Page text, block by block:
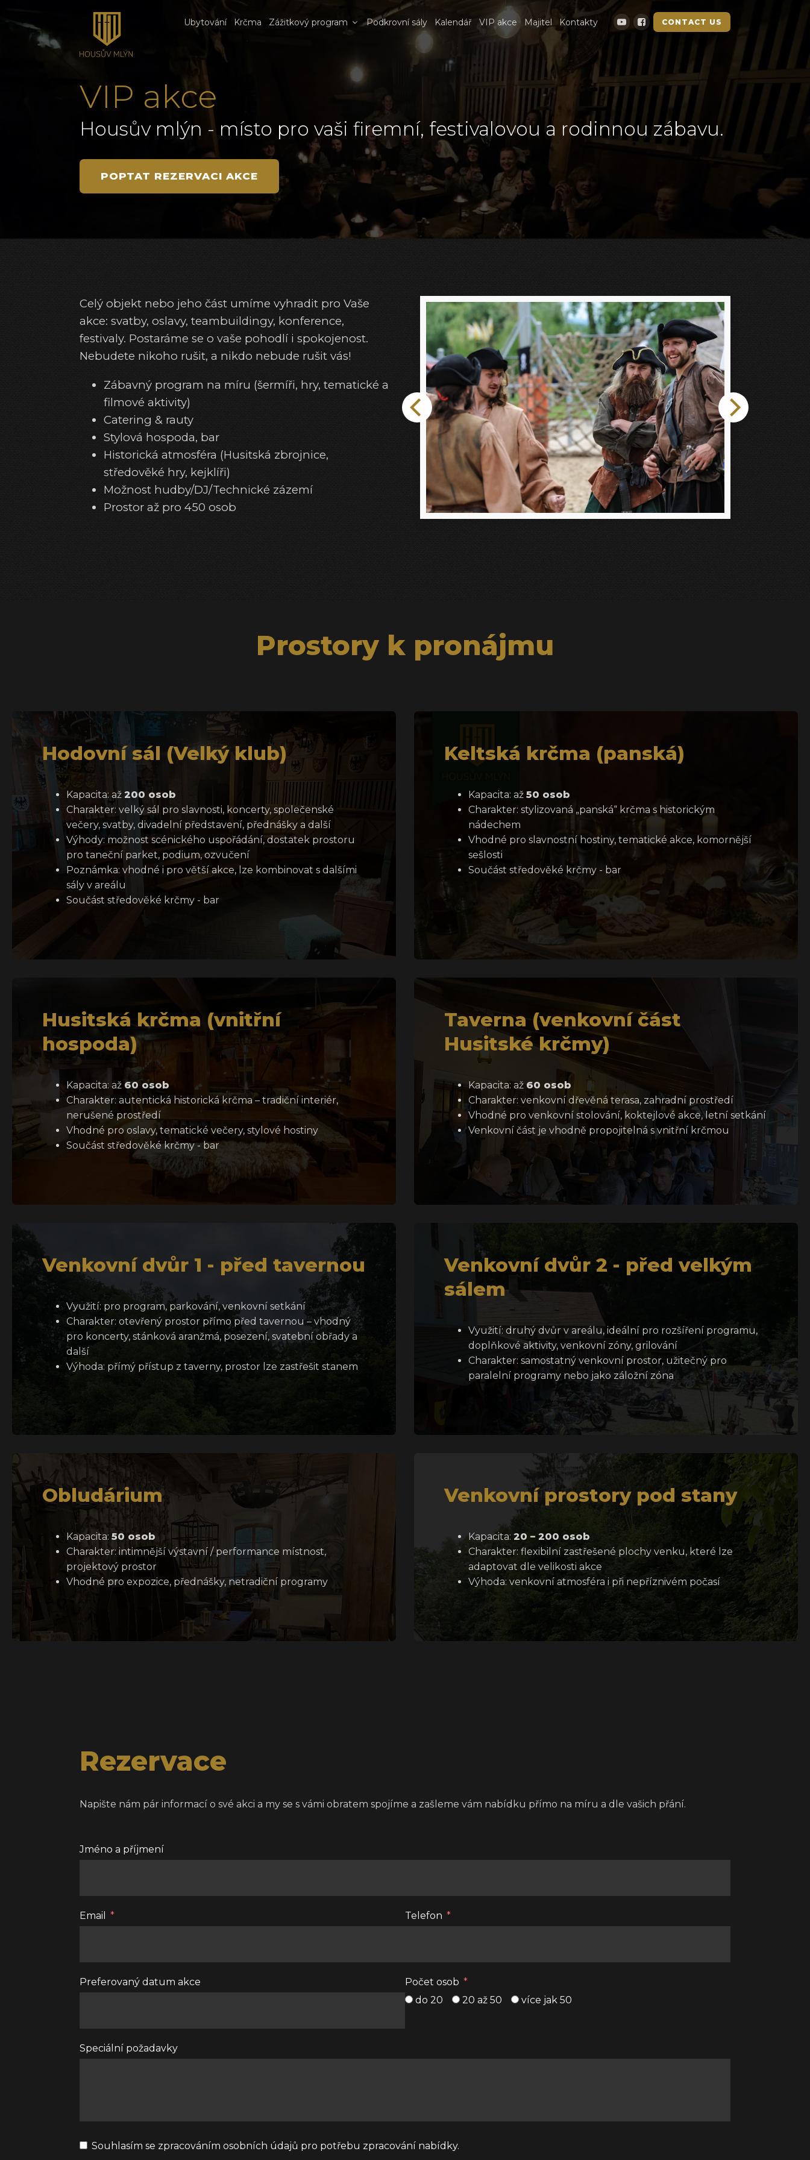
Ubytování Krčma Zážitkový program Podkrovní sály Kalendář VIP akce Majitel Kontakty CONTACT US
VIP akce
Housův mlýn - místo pro vaši firemní, festivalovou a rodinnou zábavu.
POPTAT REZERVACI AKCE
Celý objekt nebo jeho část umíme vyhradit pro Vaše
akce: svatby, oslavy, teambuildingy, konference,
festivaly. Postaráme se o vaše pohodlí i spokojenost.
Nebudete nikoho rušit, a nikdo nebude rušit vás!
Zábavný program na míru (šermíři, hry, tematické a
filmové aktivity)
Catering & rauty
Stylová hospoda, bar
Historická atmosféra (Husitská zbrojnice,
středověké hry, kejklíři)
Možnost hudby/DJ/Technické zázemí
Prostor až pro 450 osob
Prostory k pronájmu
Hodovní sál (Velký klub)
Kapacita: až 200 osob
Charakter: velký sál pro slavnosti, koncerty, společenské
večery, svatby, divadelní představení, přednášky a další
Výhody: možnost scénického uspořádání, dostatek prostoru
pro taneční parket, podium, ozvučení
Poznámka: vhodné i pro větší akce, lze kombinovat s dalšími
sály v areálu
Součást středověké krčmy - bar
Keltská krčma (panská)
Kapacita: až 50 osob
Charakter: stylizovaná „panská“ krčma s historickým
nádechem
Vhodné pro slavnostní hostiny, tematické akce, komornější
sešlosti
Součást středověké krčmy - bar
Husitská krčma (vnitřní
hospoda)
Kapacita: až 60 osob
Charakter: autentická historická krčma – tradiční interiér,
nerušené prostředí
Vhodné pro oslavy, tematické večery, stylové hostiny
Součást středověké krčmy - bar
Taverna (venkovní část
Husitské krčmy)
Kapacita: až 60 osob
Charakter: venkovní dřevěná terasa, zahradní prostředí
Vhodné pro venkovní stolování, koktejlové akce, letní setkání
Venkovní část je vhodně propojitelná s vnitřní krčmou
Venkovní dvůr 1 - před tavernou
Využití: pro program, parkování, venkovní setkání
Charakter: otevřený prostor přímo před tavernou – vhodný
pro koncerty, stánková aranžmá, posezení, svatební obřady a
další
Výhoda: přímý přístup z taverny, prostor lze zastřešit stanem
Venkovní dvůr 2 - před velkým
sálem
Využití: druhý dvůr v areálu, ideální pro rozšíření programu,
doplňkové aktivity, venkovní zóny, grilování
Charakter: samostatný venkovní prostor, užitečný pro
paralelní programy nebo jako záložní zóna
Obludárium
Kapacita: 50 osob
Charakter: intimnější výstavní / performance místnost,
projektový prostor
Vhodné pro expozice, přednášky, netradiční programy
Venkovní prostory pod stany
Kapacita: 20 – 200 osob
Charakter: flexibilní zastřešené plochy venku, které lze
adaptovat dle velikosti akce
Výhoda: venkovní atmosféra i při nepříznivém počasí
Rezervace
Napište nám pár informací o své akci a my se s vámi obratem spojíme a zašleme vám nabídku přímo na míru a dle vašich přání.
Jméno a příjmení
Email Telefon
Preferovaný datum akce
Počet osob
do 20
20 až 50 více jak 50
Speciální požadavky
Souhlasím se zpracováním osobních údajů pro potřebu zpracování nabídky.